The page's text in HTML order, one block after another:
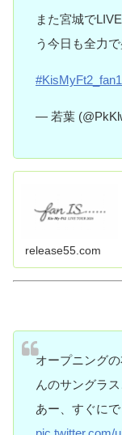
また宮城で
う今日も全力
— 若葉
release55.com
オープニング
んのサングラ
あー、すぐに